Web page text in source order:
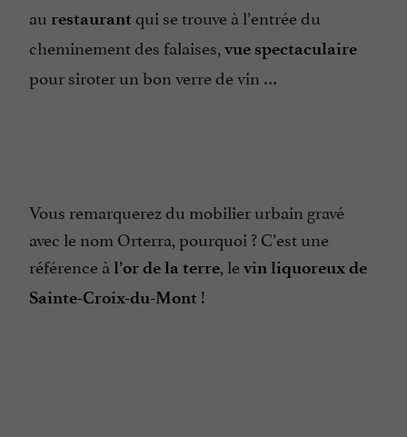
au restaurant qui se trouve à l’entrée du
cheminement des falaises, vue spectaculaire
pour siroter un bon verre de vin …
Vous remarquerez du mobilier urbain gravé
avec le nom Orterra, pourquoi ? C’est une
référence à l’or de la terre, levin liquoreux de
Sainte-Croix-du-Mont !